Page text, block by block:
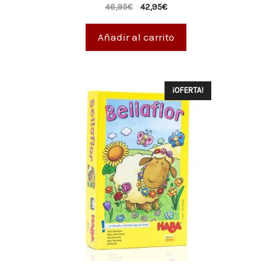
0
d
46,95€ 42,95€
Añadir al carrito
¡OFERTA!